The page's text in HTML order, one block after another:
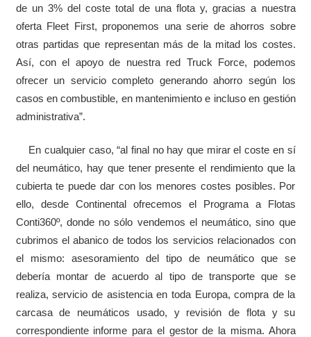
de un 3% del coste total de una flota y, gracias a nuestra
oferta Fleet First, proponemos una serie de ahorros sobre
otras partidas que representan más de la mitad los costes.
Así, con el apoyo de nuestra red Truck Force, podemos
ofrecer un servicio completo generando ahorro según los
casos en combustible, en mantenimiento e incluso en gestión
administrativa”.
En cualquier caso, “al final no hay que mirar el coste en sí
del neumático, hay que tener presente el rendimiento que la
cubierta te puede dar con los menores costes posibles. Por
ello, desde Continental ofrecemos el Programa a Flotas
Conti360º, donde no sólo vendemos el neumático, sino que
cubrimos el abanico de todos los servicios relacionados con
el mismo: asesoramiento del tipo de neumático que se
debería montar de acuerdo al tipo de transporte que se
realiza, servicio de asistencia en toda Europa, compra de la
carcasa de neumáticos usado, y revisión de flota y su
correspondiente informe para el gestor de la misma. Ahora